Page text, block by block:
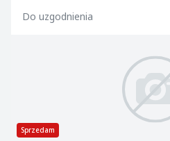
Do uzgodnienia
Sprzedam